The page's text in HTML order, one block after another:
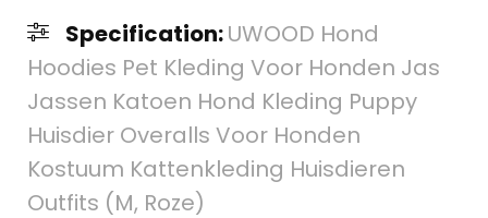
Specification:UWOOD Hond
Hoodies Pet Kleding Voor Honden Jas
Jassen Katoen Hond Kleding Puppy
Huisdier Overalls Voor Honden
Kostuum Kattenkleding Huisdieren
Outfits (M, Roze)